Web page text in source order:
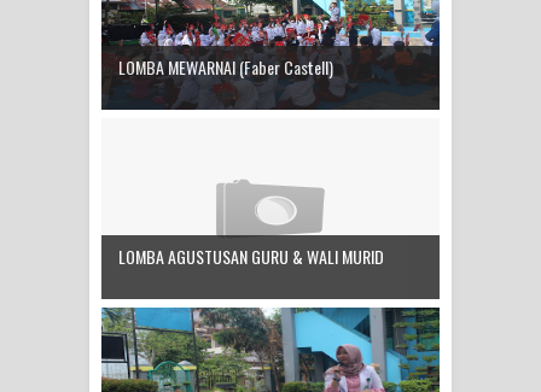
LOMBA MEWARNAI (Faber Castell)
LOMBA AGUSTUSAN GURU & WALI MURID